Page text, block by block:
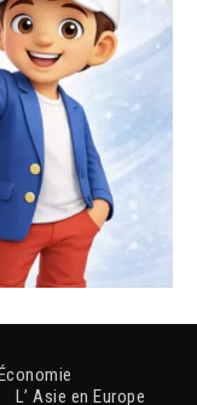
Économie
L’ Asie en Europe